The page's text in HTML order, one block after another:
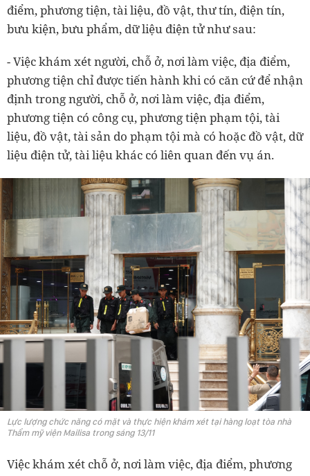
điểm, phương tiện, tài liệu, đồ vật, thư tín, điện tín,
bưu kiện, bưu phẩm, dữ liệu điện tử như sau:
- Việc khám xét người, chỗ ở, nơi làm việc, địa điểm,
phương tiện chỉ được tiến hành khi có căn cứ để nhận
định trong người, chỗ ở, nơi làm việc, địa điểm,
phương tiện có công cụ, phương tiện phạm tội, tài
liệu, đồ vật, tài sản do phạm tội mà có hoặc đồ vật, dữ
liệu điện tử, tài liệu khác có liên quan đến vụ án.
Lực lượng chức năng có mặt và thực hiện khám xét tại hàng loạt tòa nhà
Thẩm mỹ viện Mailisa trong sáng 13/11
Việc khám xét chỗ ở, nơi làm việc, địa điểm, phương